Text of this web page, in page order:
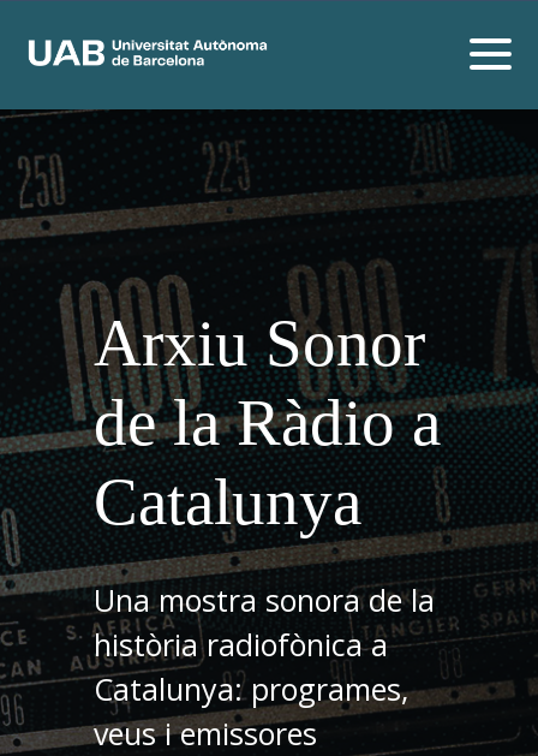
Arxiu Sonor
de la Ràdio a
Catalunya
Una mostra sonora de la
història radiofònica a
Catalunya: programes,
veus i emissores